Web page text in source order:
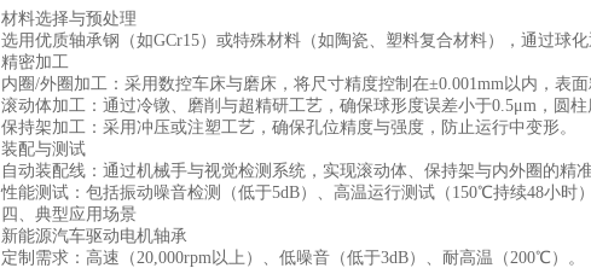
材料选择与预处理
选用优质轴承钢（如GCr15）或特殊材料（如陶瓷、塑料复合材料），通过球
精密加工
内圈/外圈加工：采用数控车床与磨床，将尺寸精度控制在±0.001mm以内，表面
滚动体加工：通过冷镦、磨削与超精研工艺，确保球形度误差小于0.5μm，圆柱
保持架加工：采用冲压或注塑工艺，确保孔位精度与强度，防止运行中变形。
装配与测试
自动装配线：通过机械手与视觉检测系统，实现滚动体、保持架与内外圈的精
性能测试：包括振动噪音检测（低于5dB）、高温运行测试（150℃持续48小时
四、典型应用场景
新能源汽车驱动电机轴承
定制需求：高速（20,000rpm以上）、低噪音（低于3dB）、耐高温（200℃）。